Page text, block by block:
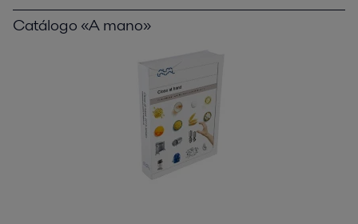
Catálogo «A mano»